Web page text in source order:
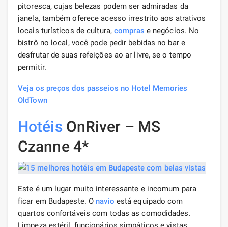
pitoresca, cujas belezas podem ser admiradas da
janela, também oferece acesso irrestrito aos atrativos
locais turísticos de cultura,compras e negócios. No
bistrô no local, você pode pedir bebidas no bar e
desfrutar de suas refeições ao ar livre, se o tempo
permitir.
Veja os preços dos passeios no Hotel Memories
OldTown
HotéisOnRiver – MS
Czanne 4*
Este é um lugar muito interessante e incomum para
ficar em Budapeste. O navio está equipado com
quartos confortáveis ​​com todas as comodidades.